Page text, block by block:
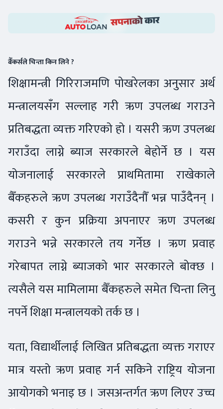
बैँकर्सले चिन्ता किन लिने ?
शिक्षामन्त्री गिरिराजमणि पोखरेलका अनुसार अर्थ
मन्त्रालयसँग सल्लाह गरी ऋण उपलब्ध गराउने
प्रतिबद्धता व्यक्त गरिएको हो । यसरी ऋण उपलब्ध
गराउँदा लाग्ने ब्याज सरकारले बेहोर्ने छ । यस
योजनालाई सरकारले प्राथमितामा राखेकाले
बैँकहरुले ऋण उपलब्ध गराउँदैनौँ भन्न पाउँदैनन् ।
कसरी र कुन प्रक्रिया अपनाएर ऋण उपलब्ध
गराउने भन्ने सरकारले तय गर्नेछ । ऋण प्रवाह
गरेबापत लाग्ने ब्याजको भार सरकारले बोक्छ ।
त्यसैले यस मामिलामा बैँकहरुले समेत चिन्ता लिनु
नपर्ने शिक्षा मन्त्रालयको तर्क छ ।
यता, विद्यार्थीलाई लिखित प्रतिबद्धता व्यक्त गराएर
मात्र यस्तो ऋण प्रवाह गर्न सकिने राष्ट्रिय योजना
आयोगको भनाइ छ । जसअन्तर्गत ऋण लिएर उच्च